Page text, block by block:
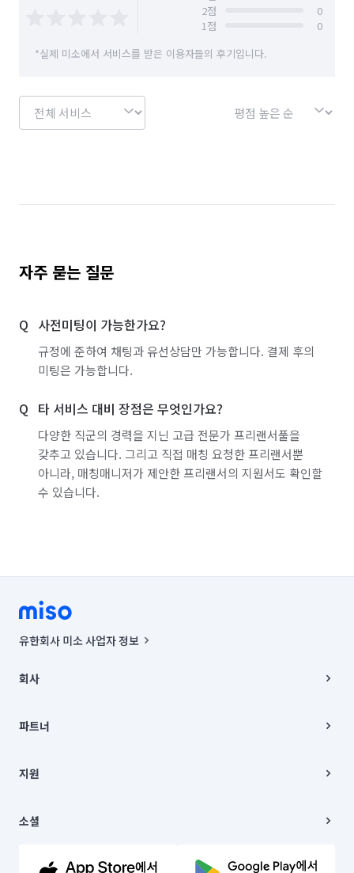
2점
0
1점
0
*실제 미소에서 서비스를 받은 이용자들의 후기입니다.
자주 묻는 질문
사전미팅이 가능한가요?
규정에 준하여 채팅과 유선상담만 가능합니다. 결제 후의
미팅은 가능합니다.
타 서비스 대비 장점은 무엇인가요?
다양한 직군의 경력을 지닌 고급 전문가 프리랜서풀을
갖추고 있습니다. 그리고 직접 매칭 요청한 프리랜서뿐
아니라, 매칭매니저가 제안한 프리랜서의 지원서도 확인할
수 있습니다.
유한회사 미소 사업자 정보
00019 |
주소 | 본사: 서울특별시 종로구 율곡로 6(중학동, 트윈트리빌딩) B동 5층
컨택센터 : 서울특별시 종로구 수송동 율곡로 24, 7층, 8층 미소
상품, 상품정보, 거래에 관한 의무와 책임은 거래당사자에게 있습니다.
언론 보도 관련 문의:
© 유한회사 미소. Miso, Inc. All Rights Reserved.
회사
채용
파트너
이사
지원
이용약관
문의하기
소셜
유튜브